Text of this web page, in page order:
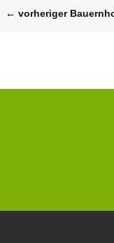
←vorheriger